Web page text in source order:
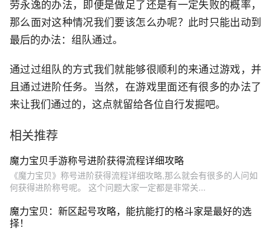
劳永逸的办法，即便是做足了还是有一定失败的概率，
那么面对这种情况我们要该怎么办呢？此时只能出动到
最后的办法：组队通过。
通过过组队的方式我们就能够很顺利的来通过游戏，并
且通过进阶任务。当然，在游戏里面还有很多的办法了
来让我们通过的，这点就留给各位自行发掘吧。
相关推荐
魔力宝贝手游称号进阶获得流程详细攻略
《魔力宝贝》称号进阶获得流程详细攻略,那么就会有很多的人问如
何获得进阶称号呢。 这个问题大家一定都是非常关...
魔力宝贝：新区起号攻略，能抗能打的格斗家是最好的选
择！